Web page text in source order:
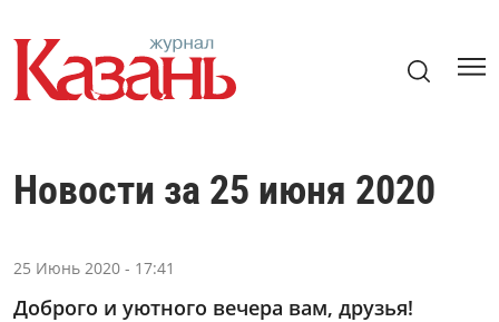
Новости за 25 июня 2020
25 Июнь 2020 - 17:41
Доброго и уютного вечера вам, друзья!